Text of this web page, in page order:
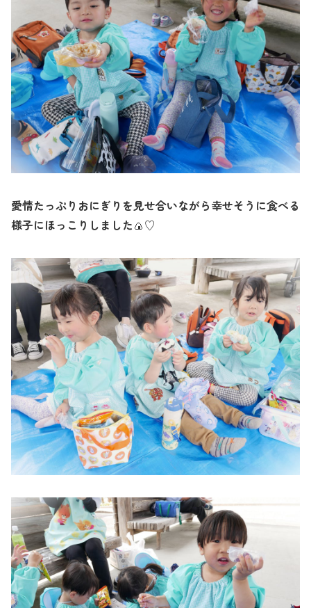
愛情たっぷりおにぎりを見せ合いながら幸せそうに食べる
様子にほっこりしました 🍙 ♡